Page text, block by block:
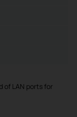
of LAN ports for